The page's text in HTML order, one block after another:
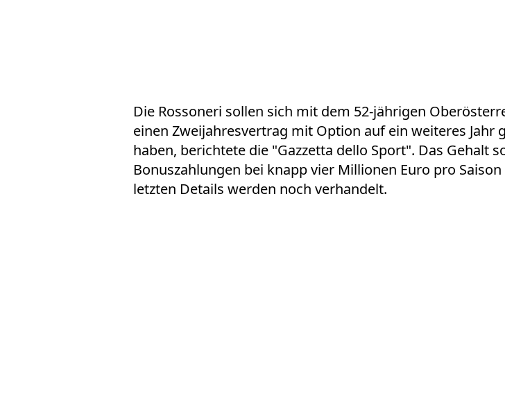
Die Rossoneri sollen sich mit dem 52-jährigen
einen Zweijahresvertrag mit Option auf ein weiteres Jahr
haben, berichtete die "Gazzetta dello Sport". Das Gehalt
Bonuszahlungen bei knapp vier Millionen Euro pro
letzten Details werden noch verhandelt.